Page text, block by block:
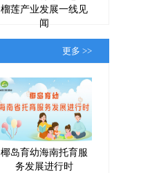
榴莲产业发展一线见
闻
更多 >>
椰岛育幼海南托育服
务发展进行时